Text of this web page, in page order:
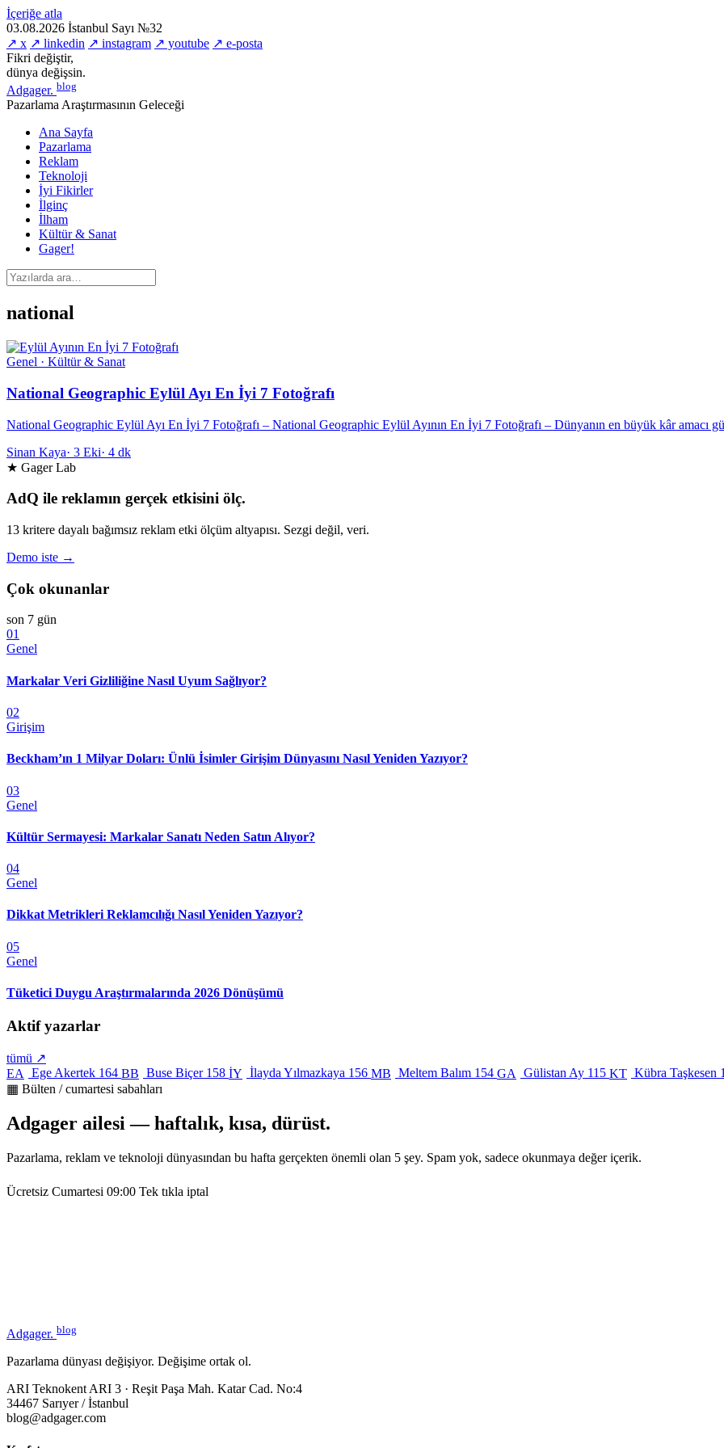
İçeriğe atla
03.08.2026 İstanbul Sayı №32
↗ x ↗ linkedin ↗ instagram ↗ youtube ↗ e-posta
Fikri değiştir,
dünya değişsin.
Adgager. blog
Pazarlama Araştırmasının Geleceği
Ana Sayfa
Pazarlama
Reklam
Teknoloji
İyi Fikirler
İlginç
İlham
Kültür & Sanat
Gager!
national
Genel · Kültür & Sanat
National Geographic Eylül Ayı En İyi 7 Fotoğrafı
National Geographic Eylül Ayı En İyi 7 Fotoğrafı – National Geographic Eylül Ayının En İyi 7 Fotoğrafı – Dünyanın en büyük kâr amacı
Sinan Kaya· 3 Eki· 4 dk
★ Gager Lab
AdQ ile reklamın gerçek etkisini ölç.
13 kritere dayalı bağımsız reklam etki ölçüm altyapısı. Sezgi değil, veri.
Demo iste →
Çok okunanlar
son 7 gün
01
Genel
Markalar Veri Gizliliğine Nasıl Uyum Sağlıyor?
02
Girişim
Beckham’ın 1 Milyar Doları: Ünlü İsimler Girişim Dünyasını Nasıl Yeniden Yazıyor?
03
Genel
Kültür Sermayesi: Markalar Sanatı Neden Satın Alıyor?
04
Genel
Dikkat Metrikleri Reklamcılığı Nasıl Yeniden Yazıyor?
05
Genel
Tüketici Duygu Araştırmalarında 2026 Dönüşümü
Aktif yazarlar
tümü ↗
EA
Ege Akertek 164 BB Buse Biçer 158 İY İlayda Yılmazkaya 156 MB Meltem Balım 154 GA Gülistan Ay 115 KT Kübra Taşkesen
▦ Bülten / cumartesi sabahları
Adgager ailesi — haftalık, kısa, dürüst.
Pazarlama, reklam ve teknoloji dünyasından bu hafta gerçekten önemli olan 5 şey. Spam yok, sadece okunmaya değer içerik.
Ücretsiz Cumartesi 09:00 Tek tıkla iptal
Adgager. blog
Pazarlama dünyası değişiyor. Değişime ortak ol.
ARI Teknokent ARI 3 · Reşit Paşa Mah. Katar Cad. No:4
34467 Sarıyer / İstanbul
blog@adgager.com